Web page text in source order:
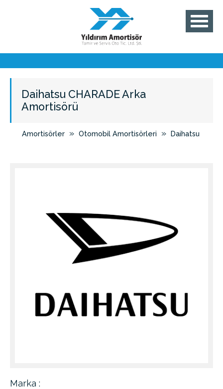
Daihatsu CHARADE Arka
Amortisörü
Amortisörler » Otomobil Amortisörleri » Daihatsu
Marka :